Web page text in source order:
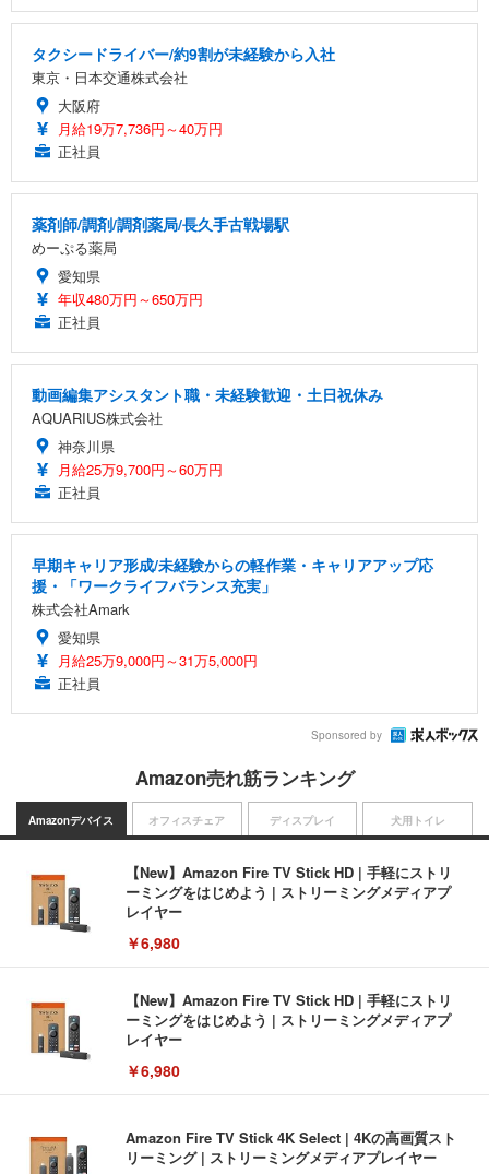
タクシードライバー/約9割が未経験から入社
東京・日本交通株式会社
大阪府
月給19万7,736円～40万円
正社員
薬剤師/調剤/調剤薬局/長久手古戦場駅
めーぷる薬局
愛知県
年収480万円～650万円
正社員
動画編集アシスタント職・未経験歓迎・土日祝休み
AQUARIUS株式会社
神奈川県
月給25万9,700円～60万円
正社員
早期キャリア形成/未経験からの軽作業・キャリアアップ応
援・「ワークライフバランス充実」
株式会社Amark
愛知県
月給25万9,000円～31万5,000円
正社員
Sponsored by
Amazon売れ筋ランキング
Amazonデバイス
【New】Amazon Fire TV Stick HD | 手軽にストリ
ーミングをはじめよう | ストリーミングメディアプ
レイヤー
￥6,980
【New】Amazon Fire TV Stick HD | 手軽にストリ
ーミングをはじめよう | ストリーミングメディアプ
レイヤー
￥6,980
Amazon Fire TV Stick 4K Select | 4Kの高画質スト
リーミング | ストリーミングメディアプレイヤー
オフィスチェア ディスプレイ 犬用トイレ